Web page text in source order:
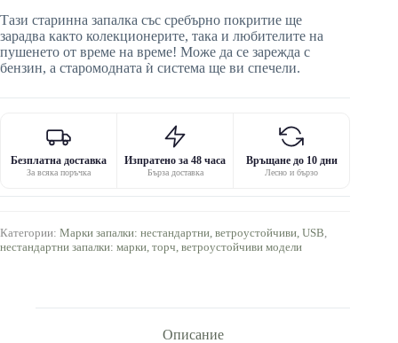
Тази старинна запалка със сребърно покритие ще
зарадва както колекционерите, така и любителите на
пушенето от време на време! Може да се зарежда с
бензин, а старомодната ѝ система ще ви спечели.
Безплатна доставка
За всяка поръчка
Изпратено за 48 часа
Бърза доставка
Връщане до 10 дни
Лесно и бързо
Категории: Марки запалки: нестандартни, ветроустойчиви, USB
нестандартни запалки: марки, торч, ветроустойчиви модели
Описание